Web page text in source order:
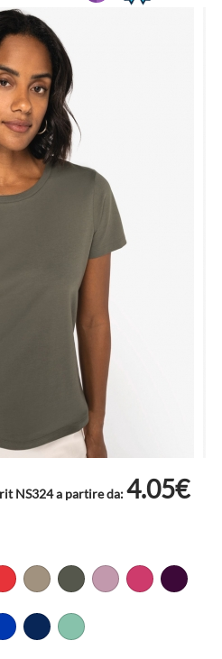
NS324 a partire da:4.05€